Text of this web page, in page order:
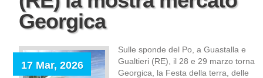
Georgica
17 Mar, 2026
Sulle sponde del Po, a Guastalla e
Gualtieri (RE), il 28 e 29 marzo torna
Georgica, la Festa della terra, delle